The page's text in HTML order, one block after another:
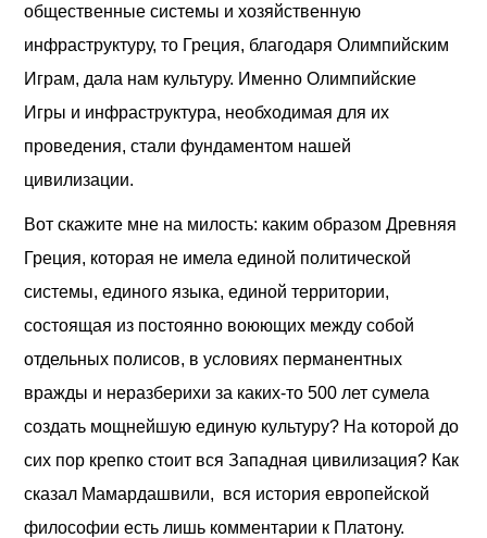
общественные системы и хозяйственную
инфраструктуру, то Греция, благодаря Олимпийским
Играм, дала нам культуру. Именно Олимпийские
Игры и инфраструктура, необходимая для их
проведения, стали фундаментом нашей
цивилизации.
Вот скажите мне на милость: каким образом Древняя
Греция, которая не имела единой политической
системы, единого языка, единой территории,
состоящая из постоянно воюющих между собой
отдельных полисов, в условиях перманентных
вражды и неразберихи за каких-то 500 лет сумела
создать мощнейшую единую культуру? На которой до
сих пор крепко стоит вся Западная цивилизация? Как
сказал Мамардашвили, вся история европейской
философии есть лишь комментарии к Платону.